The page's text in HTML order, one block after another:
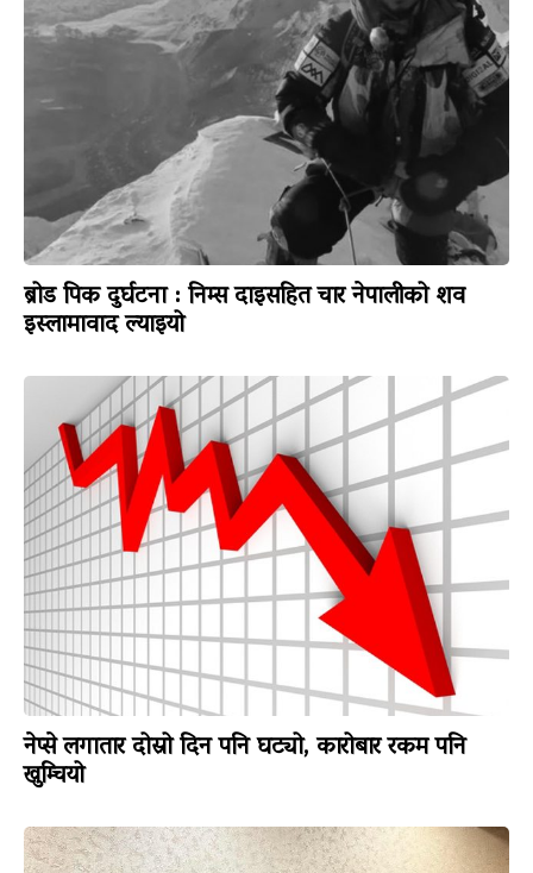
ब्रोड पिक दुर्घटना : निम्स दाइसहित चार नेपालीको शव
इस्लामावाद ल्याइयो
नेप्से लगातार दोस्रो दिन पनि घट्यो, कारोबार रकम पनि
खुम्चियो